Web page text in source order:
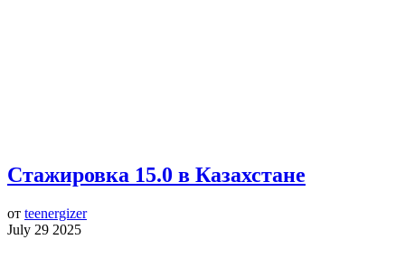
Стажировка 15.0 в Казахстане
от teenergizer
July 29 2025